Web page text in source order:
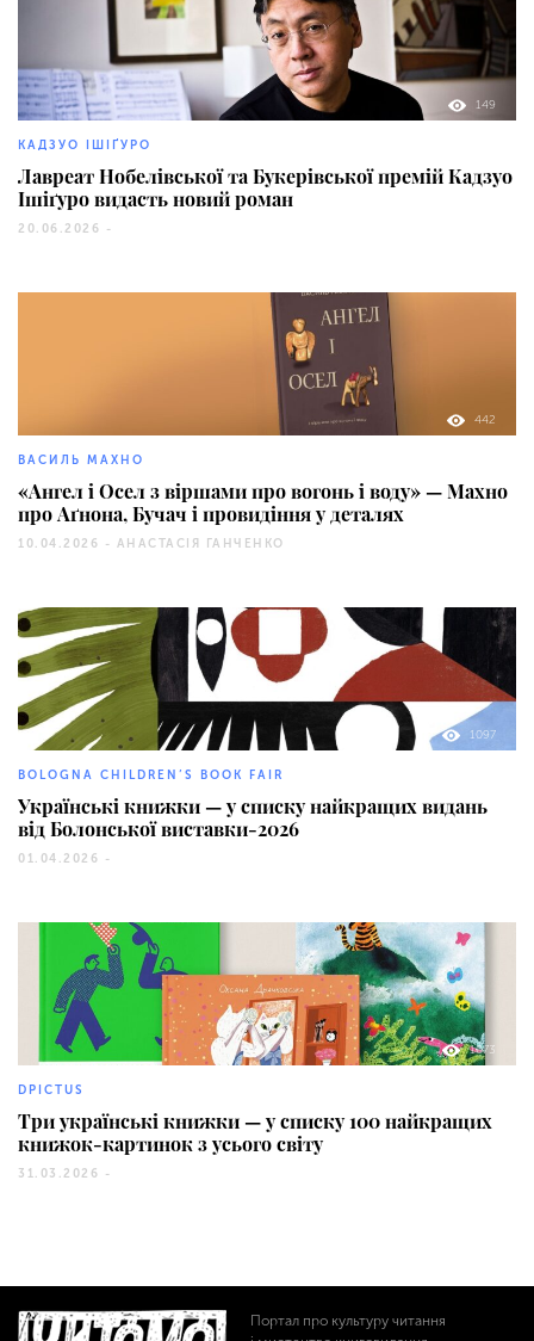
149
КАДЗУО ІШІҐУРО
Лавреат Нобелівської та Букерівської премій Кадзуо
Ішіґуро видасть новий роман
20.06.2026 -
442
ВАСИЛЬ МАХНО
«Ангел і Осел з віршами про вогонь і воду» — Махно
про Аґнона, Бучач і провидіння у деталях
10.04.2026 - АНАСТАСІЯ ГАНЧЕНКО
1097
BOLOGNA CHILDREN’S BOOK FAIR
Українські книжки — у списку найкращих видань
від Болонської виставки-2026
01.04.2026 -
1073
DPICTUS
Три українські книжки — у списку 100 найкращих
книжок-картинок з усього світу
31.03.2026 -
Портал про культуру читання